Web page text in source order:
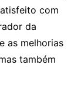
com
da
as melhorias
também